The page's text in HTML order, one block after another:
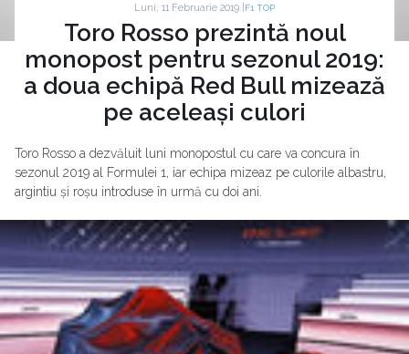
Luni, 11 Februarie 2019 | F1 TOP
Toro Rosso prezintă noul
monopost pentru sezonul 2019:
a doua echipă Red Bull mizează
pe aceleași culori
Toro Rosso a dezvăluit luni monopostul cu care va concura în
sezonul 2019 al Formulei 1, iar echipa mizeaz pe culorile albastru,
argintiu și roșu introduse în urmă cu doi ani.